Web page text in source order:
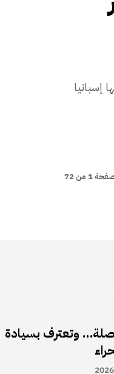
إسبانيا
1 من 72
وتعترف بسيادة